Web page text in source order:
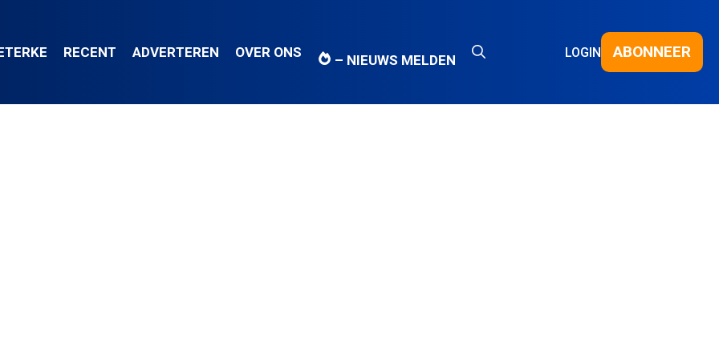
RECENT ADVERTEREN OVER ONS – NIEUWS MELDEN LOGIN ABONNEER